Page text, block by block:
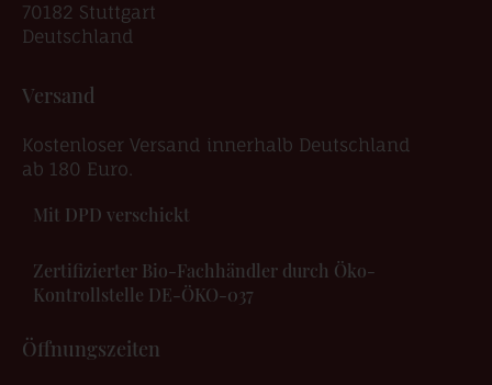
70182 Stuttgart
Deutschland
Versand
Kostenloser Versand innerhalb Deutschland
ab 180 Euro.
Mit DPD verschickt
Zertifizierter Bio-Fachhändler durch Öko-
Kontrollstelle DE-ÖKO-037
Öffnungszeiten